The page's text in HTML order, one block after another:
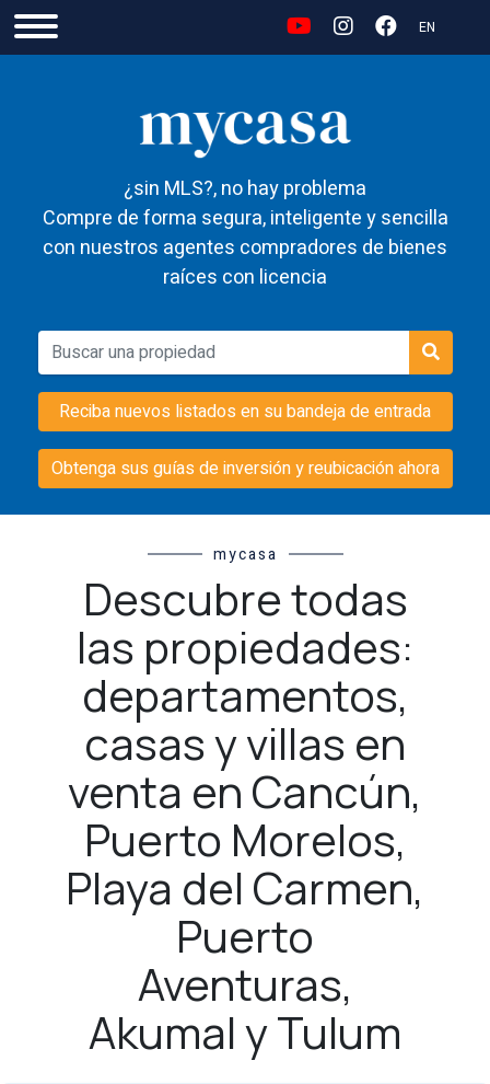
EN
¿sin MLS?, no hay problema
Compre de forma segura, inteligente y sencilla
con nuestros agentes compradores de bienes
raíces con licencia
Reciba nuevos listados en su bandeja de entrada
Obtenga sus guías de inversión y reubicación ahora
mycasa
Descubre todas
las propiedades:
departamentos,
casas y villas en
venta en Cancún,
Puerto Morelos,
Playa del Carmen,
Puerto
Aventuras,
Akumal y Tulum